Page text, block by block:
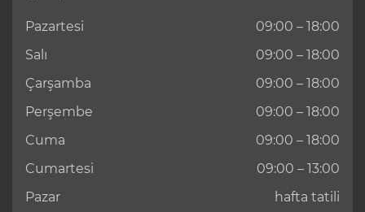
Pazartesi
09:00 – 18:00
Salı
09:00 – 18:00
Çarşamba
09:00 – 18:00
Perşembe
09:00 – 18:00
Cuma
09:00 – 18:00
Cumartesi
09:00 – 13:00
Pazar
hafta tatili